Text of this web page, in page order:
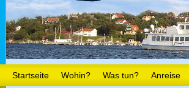
Startseite Wohin? Was tun? Anreise